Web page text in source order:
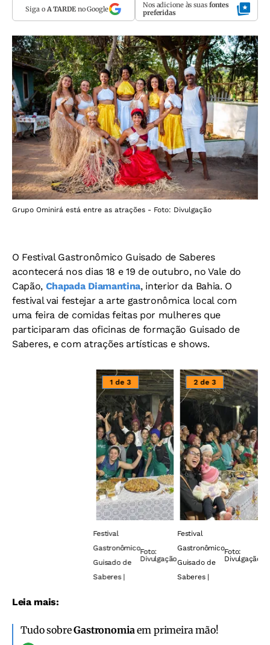
Siga o A TARDEno Google Nos adicione às suas fontes
preferidas
Grupo Ominirá está entre as atrações - Foto: Divulgação
O Festival Gastronômico Guisado de Saberes
acontecerá nos dias 18 e 19 de outubro, no Vale do
Capão, Chapada Diamantina, interior da Bahia. O
festival vai festejar a arte gastronômica local com
uma feira de comidas feitas por mulheres que
participaram das oficinas de formação Guisado de
Saberes, e com atrações artísticas e shows.
1 de 3
Festival
Gastronômico
Guisado de
Saberes |
Foto:
Divulgação
2 de 3
Festival
Gastronômico
Guisado de
Saberes |
Foto:
Divulgação
Leia mais:
Tudo sobreGastronomiaem primeira mão!